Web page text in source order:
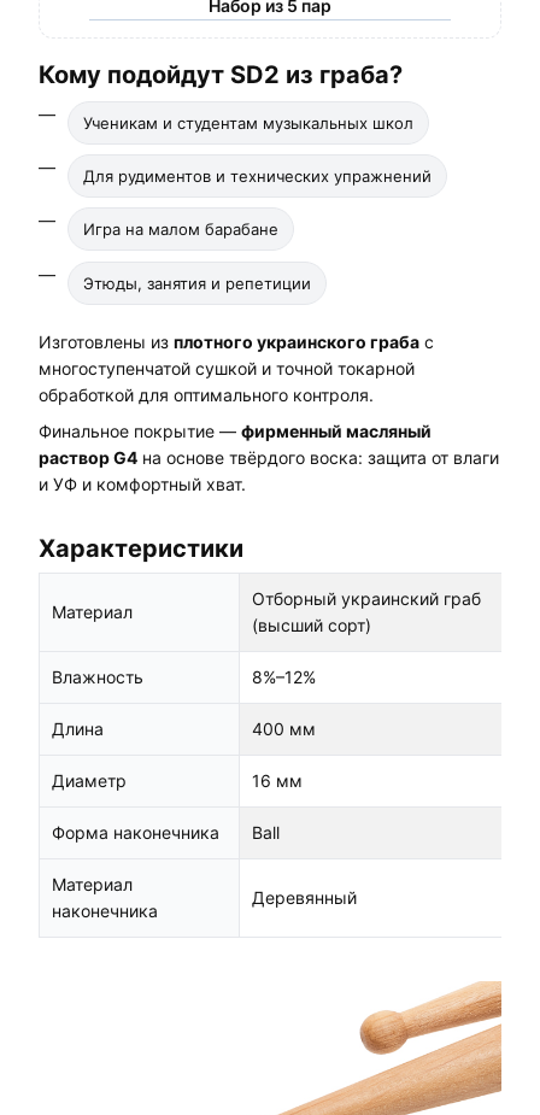
Набор из 5 пар
Кому подойдут SD2 из граба?
Ученикам и студентам музыкальных школ
Для рудиментов и технических упражнений
Игра на малом барабане
Этюды, занятия и репетиции
Изготовлены из плотного украинского граба с
многоступенчатой сушкой и точной токарной
обработкой для оптимального контроля.
Финальное покрытие — фирменный масляный
раствор G4 на основе твёрдого воска: защита от влаги
и УФ и комфортный хват.
Характеристики
Материал
Отборный украинский граб
(высший сорт)
Влажность 8%–12%
Длина 400 мм
Диаметр 16 мм
Форма наконечника Ball
Материал
наконечника
Деревянный